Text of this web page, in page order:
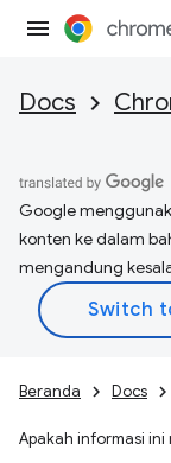
Docs
Google
konten ke dalam
mengandung
Beranda Docs
Apakah informasi ini